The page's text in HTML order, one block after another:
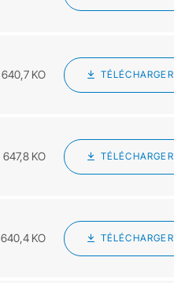
640,7 KO TÉLÉCHARGER
647,8 KO TÉLÉCHARGER
640,4 KO TÉLÉCHARGER